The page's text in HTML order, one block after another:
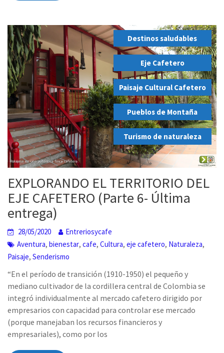
Destinos saludables
,
Eje Cafetero
,
Paisaje Cultural Cafetero
,
Pueblos de Montaña
,
Turismo de naturaleza
EXPLORANDO EL TERRITORIO DEL
EJE CAFETERO (Parte 6- Última
entrega)
28/05/2020
Entreriosycafe
Aventura,bienestar,cafe,Cultura,eje cafetero, Naturaleza,
Paisaje,Senderismo
“En el período de transición (1910-1950) el pequeño y
mediano cultivador de la cordillera central de Colombia se
integró individualmente al mercado cafetero dirigido por
empresarios con capacidad para controlar ese mercado
(porque manejaban los recursos financieros y
empresariales), como por los